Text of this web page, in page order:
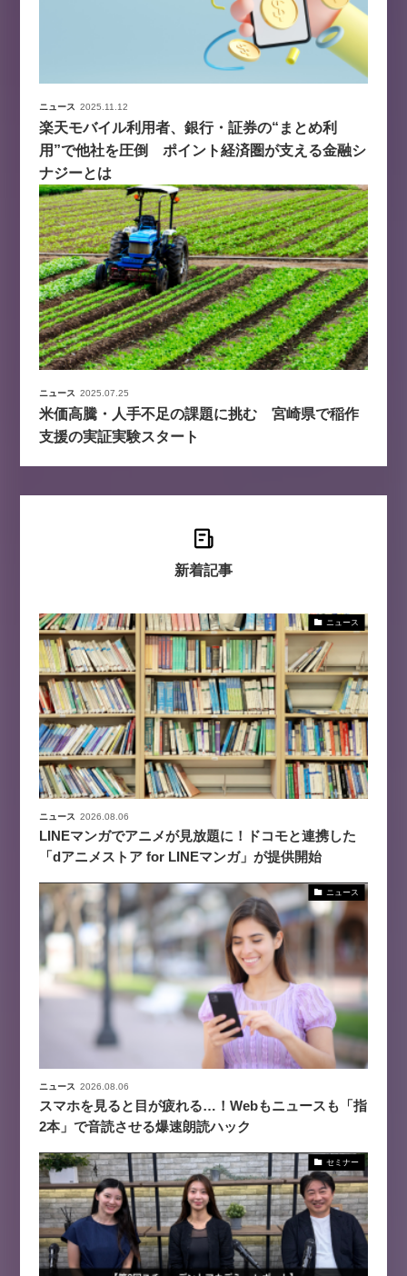
ニュース 2025.11.12
楽天モバイル利用者、銀行・証券の“まとめ利
用”で他社を圧倒 ポイント経済圏が支える金融シ
ナジーとは
ニュース 2025.07.25
米価高騰・人手不足の課題に挑む 宮崎県で稲作
支援の実証実験スタート
新着記事
ニュース
ニュース 2026.08.06
LINEマンガでアニメが見放題に！ドコモと連携した
「dアニメストア for LINEマンガ」が提供開始
ニュース
ニュース 2026.08.06
スマホを見ると目が疲れる…！Webもニュースも「指
2本」で音読させる爆速朗読ハック
セミナー